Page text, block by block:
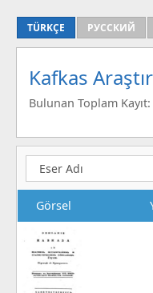
TÜRKÇE РУССКИЙ
Kafkas
Bulunan Toplam
Görsel